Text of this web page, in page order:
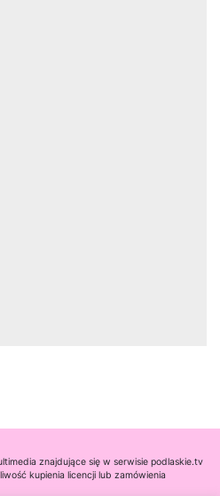
znajdujące się w serwisie podlaskie.tv
kupienia licencji lub zamówienia